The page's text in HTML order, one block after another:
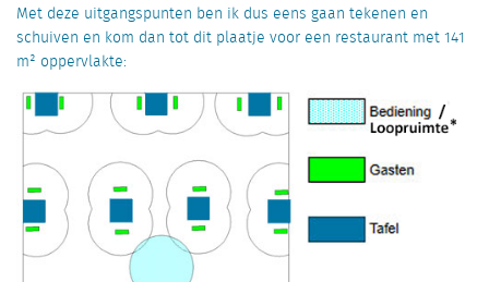
Met deze uitgangspunten ben ik dus eens gaan tekenen en
schuiven en kom dan tot dit plaatje voor een restaurant met 141
m² oppervlakte: